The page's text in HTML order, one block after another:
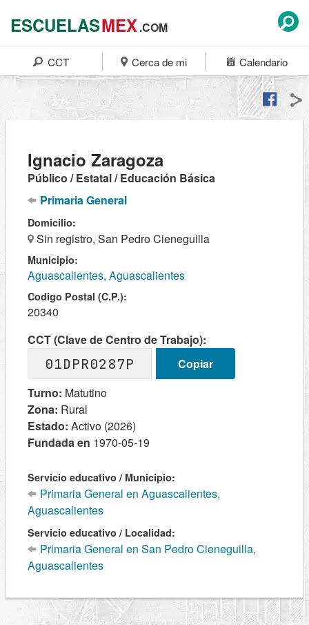
ESCUELASMEX.COM
CCT Cerca de mi Calendario
Ignacio Zaragoza
Público / Estatal / Educación Básica
Primaria General
Domicilio:
Sin registro, San Pedro Cieneguilla
Municipio:
Aguascalientes, Aguascalientes
Codigo Postal (C.P.):
20340
CCT (Clave de Centro de Trabajo):
01DPR0287P
Copiar
Turno: Matutino
Zona: Rural
Estado: Activo (2026)
Fundada en 1970-05-19
Servicio educativo / Municipio:
Primaria General en Aguascalientes,
Aguascalientes
Servicio educativo / Localidad:
Primaria General en San Pedro Cieneguilla,
Aguascalientes